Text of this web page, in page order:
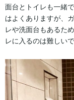
面台とトイレも一緒
はよくありますが、
レや洗面台もあるた
レに入るのは難しいで